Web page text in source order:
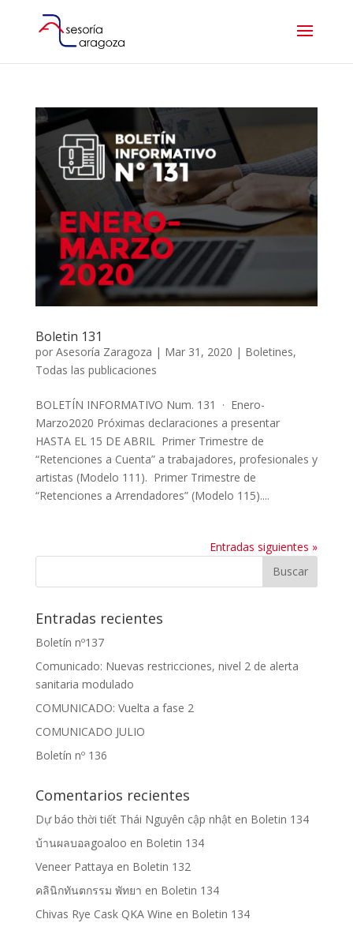
Boletin 131
por Asesoría Zaragoza | Mar 31, 2020 | Boletines,
Todas las publicaciones
BOLETÍN INFORMATIVO Num. 131 · Enero-
Marzo2020 Próximas declaraciones a presentar
HASTA EL 15 DE ABRIL Primer Trimestre de
“Retenciones a Cuenta” a trabajadores, profesionales y
artistas (Modelo 111). Primer Trimestre de
“Retenciones a Arrendadores” (Modelo 115)....
Entradas siguientes »
Entradas recientes
Boletín nº137
Comunicado: Nuevas restricciones, nivel 2 de alerta
sanitaria modulado
COMUNICADO: Vuelta a fase 2
COMUNICADO JULIO
Boletín nº 136
Comentarios recientes
Dự báo thời tiết Thái Nguyên cập nhậten Boletin 134
บ้านผลบอลgoaloo en Boletin 134
Veneer Pattaya en Boletin 132
คลินิกทันตกรรม พัทยา en Boletin 134
Chivas Rye Cask QKA Wine en Boletin 134